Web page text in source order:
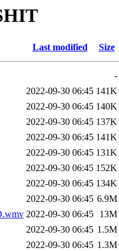
Last modified Size
-
2022-09-30 06:45 141K
2022-09-30 06:45 140K
2022-09-30 06:45 137K
2022-09-30 06:45 141K
2022-09-30 06:45 131K
2022-09-30 06:45 152K
2022-09-30 06:45 134K
2022-09-30 06:45 6.9M
2022-09-30 06:45
13M
2022-09-30 06:45 1.5M
2022-09-30 06:45 1.3M